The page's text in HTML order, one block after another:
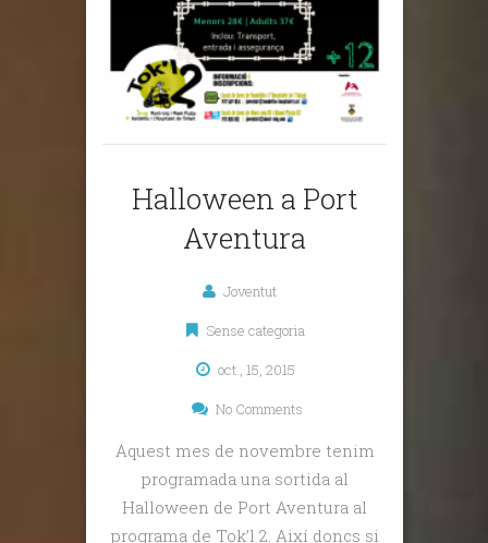
Halloween a Port
Aventura
Joventut
Sense categoria
oct., 15, 2015
No Comments
Aquest mes de novembre tenim
programada una sortida al
Halloween de Port Aventura al
programa de Tok’l 2. Així doncs si